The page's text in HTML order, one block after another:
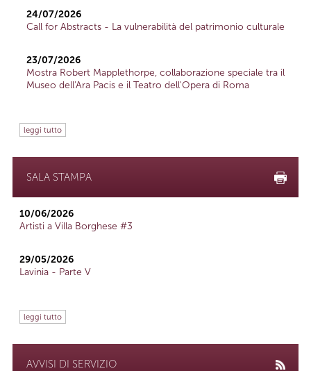
24/07/2026
Call for Abstracts - La vulnerabilità del patrimonio culturale
23/07/2026
Mostra Robert Mapplethorpe, collaborazione speciale tra il
Museo dell'Ara Pacis e il Teatro dell'Opera di Roma
leggi tutto
SALA STAMPA
10/06/2026
Artisti a Villa Borghese #3
29/05/2026
Lavinia - Parte V
leggi tutto
AVVISI DI SERVIZIO